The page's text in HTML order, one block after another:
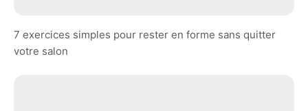
7 exercices simples pour rester en forme sans quitter
votre salon